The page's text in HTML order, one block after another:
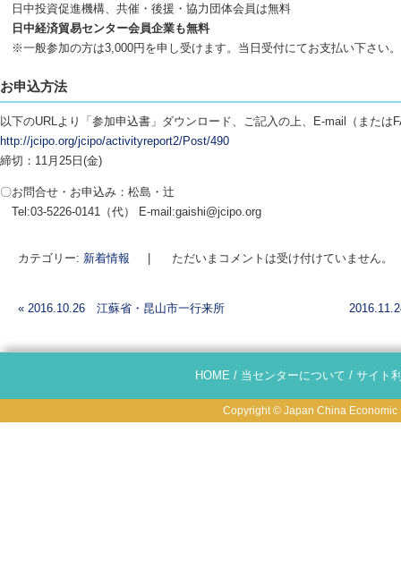
日中投資促進機構、共催・後援・協力団体会員は無料
日中経済貿易センター会員企業も無料
※一般参加の方は3,000円を申し受けます。当日受付にてお支払い下さい。
お申込方法
以下のURLより「参加申込書」ダウンロード、ご記入の上、E-mail（または
http://jcipo.org/jcipo/activityreport2/Post/490
締切：11月25日(金)
〇お問合せ・お申込み：松島・辻
Tel:03-5226-0141（代） E-mail:gaishi@jcipo.org
カテゴリー: 新着情報 ただいまコメントは受け付けていません。
« 2016.10.26 江蘇省・昆山市一行来所
HOME / 当センターについて / サイト
Copyright © Japan China